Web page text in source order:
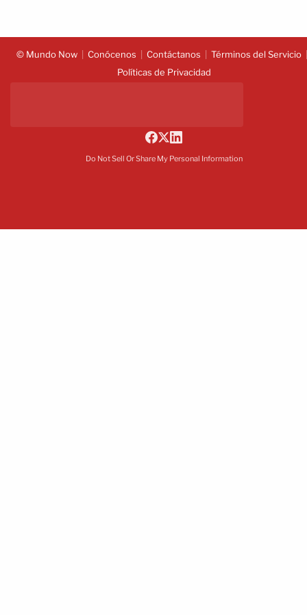
© Mundo Now Conócenos Contáctanos
Términos del Servicio
Políticas de Privacidad
Do Not Sell Or Share My Personal Information